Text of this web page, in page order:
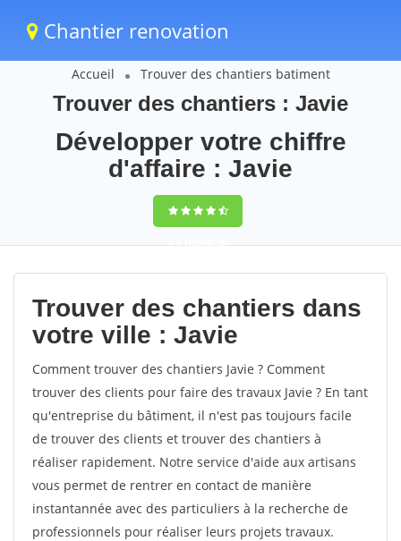
Chantier renovation
Accueil Trouver des chantiers batiment
Trouver des chantiers : Javie
Développer votre chiffre
d'affaire : Javie
9,5(100%)58
votes
Trouver des chantiers dans
votre ville : Javie
Comment trouver des chantiers Javie ? Comment
trouver des clients pour faire des travaux Javie ? En tant
qu'entreprise du bâtiment, il n'est pas toujours facile
de trouver des clients et trouver des chantiers à
réaliser rapidement. Notre service d'aide aux artisans
vous permet de rentrer en contact de manière
instantannée avec des particuliers à la recherche de
professionnels pour réaliser leurs projets travaux.